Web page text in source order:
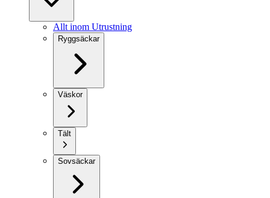
Allt inom Utrustning
Ryggsäckar
Väskor
Tält
Sovsäckar